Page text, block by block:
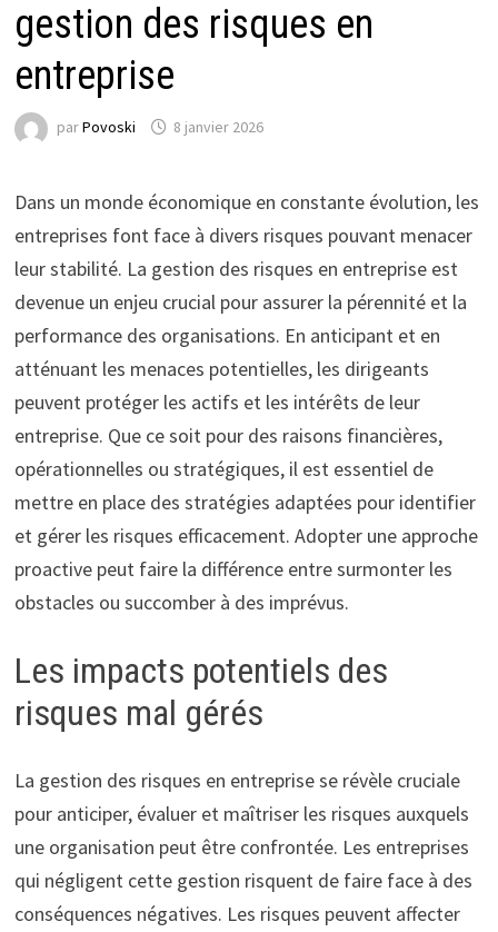
gestion des risques en
entreprise
parPovoski 8 janvier 2026
Dans un monde économique en constante évolution, les
entreprises font face à divers risques pouvant menacer
leur stabilité. La gestion des risques en entreprise est
devenue un enjeu crucial pour assurer la pérennité et la
performance des organisations. En anticipant et en
atténuant les menaces potentielles, les dirigeants
peuvent protéger les actifs et les intérêts de leur
entreprise. Que ce soit pour des raisons financières,
opérationnelles ou stratégiques, il est essentiel de
mettre en place des stratégies adaptées pour identifier
et gérer les risques efficacement. Adopter une approche
proactive peut faire la différence entre surmonter les
obstacles ou succomber à des imprévus.
Les impacts potentiels des
risques mal gérés
La gestion des risques en entreprise se révèle cruciale
pour anticiper, évaluer et maîtriser les risques auxquels
une organisation peut être confrontée. Les entreprises
qui négligent cette gestion risquent de faire face à des
conséquences négatives. Les risques peuvent affecter